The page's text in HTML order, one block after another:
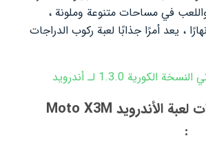
في مساحات متنوعة وملونة ،
، يعد أمرًا جذابًا لعبة ركوب الدراجات
1.3.0 لـ أندرويد
بعض أهم مميزات لعبة الأندرويد Moto X3M